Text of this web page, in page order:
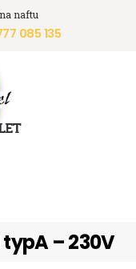
naftu
085 135
– 230V
s.r.o.
naftu